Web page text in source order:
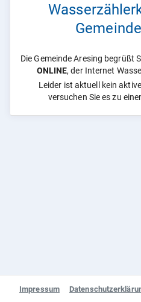
Die Gemeinde Aresing begrüßt
ONLINE, der Internet
Leider ist aktuell kein
versuchen Sie es zu
Impressum